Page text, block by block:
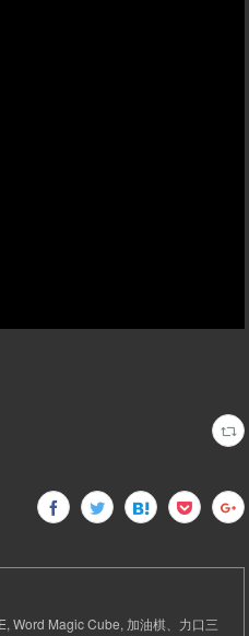
Word Magic Cube, 加油棋、力口三